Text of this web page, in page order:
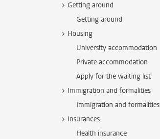
Getting around
Getting around
Housing
University accommodation
Private accommodation
Apply for the waiting list
Immigration and formalities
Immigration and formalities
Insurances
Health insurance